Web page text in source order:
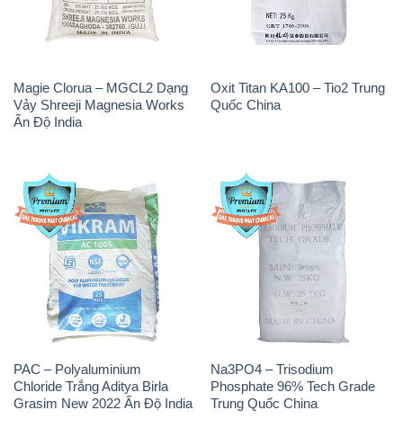
Magie Clorua – MGCL2 Dạng
Vảy Shreeji Magnesia Works
Ấn Độ India
Oxit Titan KA100 – Tio2 Trung
Quốc China
PAC – Polyaluminium
Chloride Trắng Aditya Birla
Grasim New 2022 Ấn Độ India
Na3PO4 – Trisodium
Phosphate 96% Tech Grade
Trung Quốc China